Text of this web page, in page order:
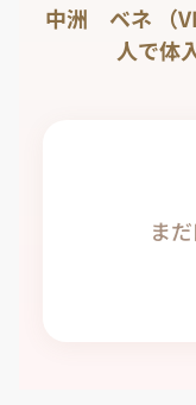
中洲 ベネ （
人で体
ま